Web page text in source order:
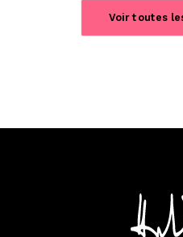
Voir toutes